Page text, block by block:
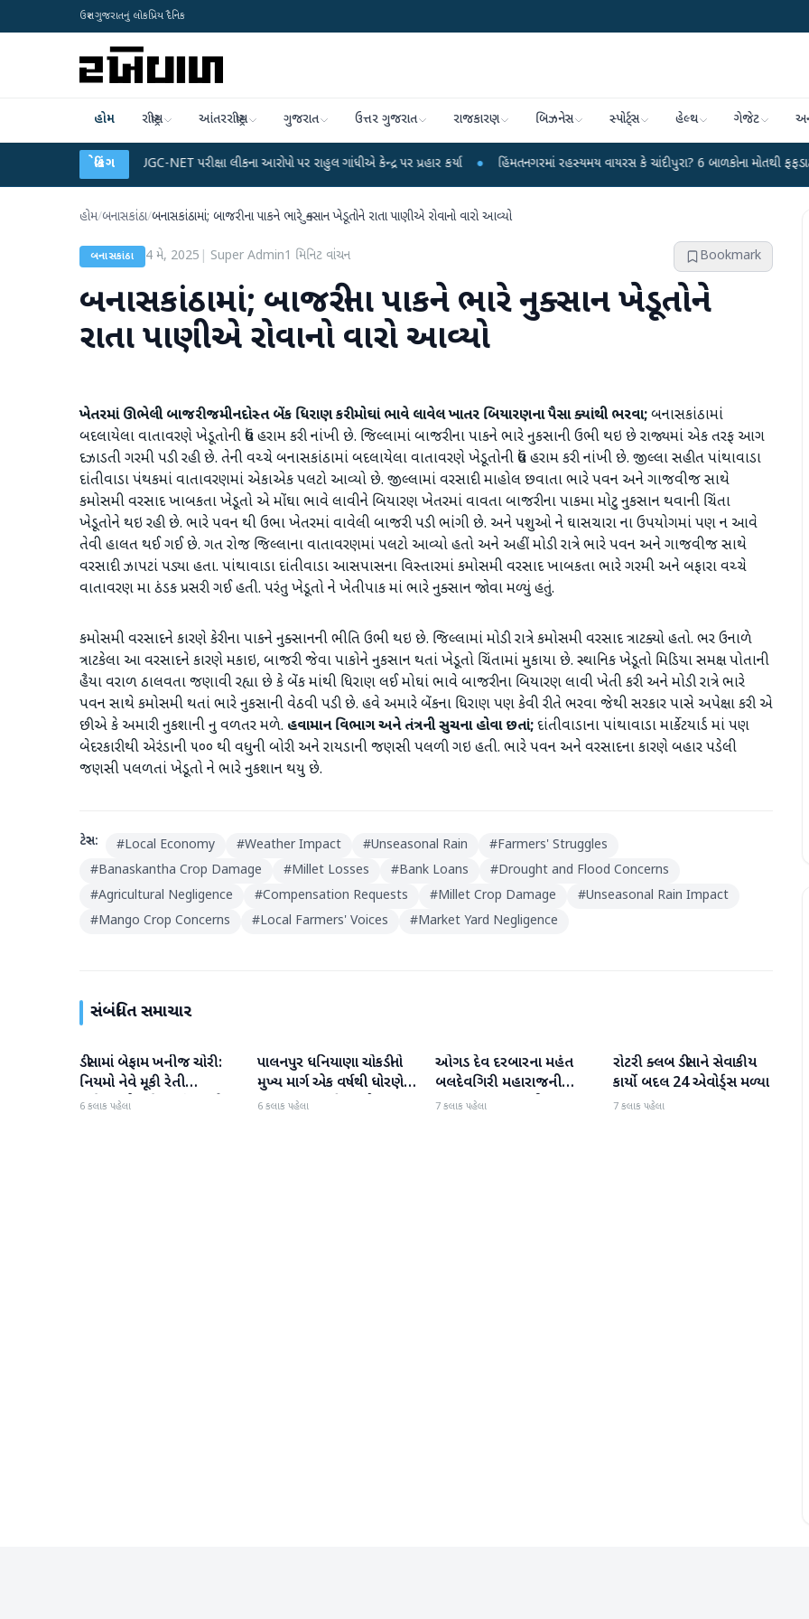
ઉત્તર ગુજરાતનું લોકપ્રિય દૈનિક
હોમ રાષ્ટ્રીય આંતરરાષ્ટ્રીય ગુજરાત ઉત્તર ગુજરાત રાજકારણ બિઝનેસ સ્પોર્ટ્સ હેલ્થ ગેજેટ
બ્રેકિંગ
UGC-NET પરીક્ષા લીકના આરોપો પર રાહુલ ગાંધીએ કેન્દ્ર પર પ્રહાર કર્યા ● હિંમતનગરમાં રહસ્યમય વાયરસ કે ચાંદીપુરા? 6 બાળકોના મોતથી ફફડાટ ●
હોમ/બનાસકાંઠા/બનાસકાંઠામાં; બાજરીના પાકને ભારે નુક્સાન ખેડૂતોને રાતા પાણીએ રોવાનો વારો આવ્યો
બનાસકાંઠા 4 મે, 2025 Super Admin1 મિનિટ વાંચન Bookmark
બનાસકાંઠામાં; બાજરીના પાકને ભારે નુક્સાન ખેડૂતોને
રાતા પાણીએ રોવાનો વારો આવ્યો
ખેતરમાં ઊભેલી બાજરી જમીનદોસ્ત બેંક ધિરાણ કરી મોઘાં ભાવે લાવેલ ખાતર બિયારણના પૈસા ક્યાંથી ભરવા;બનાસકાંઠામાં
બદલાયેલા વાતાવરણે ખેડૂતોની ઉંઘ હરામ કરી નાંખી છે. જિલ્લામાં બાજરીના પાકને ભારે નુકસાની ઉભી થઇ છે રાજ્યમાં એક તરફ આગ
દઝાડતી ગરમી પડી રહી છે. તેની વચ્ચે બનાસકાંઠામાં બદલાયેલા વાતાવરણે ખેડૂતોની ઉંઘ હરામ કરી નાંખી છે. જીલ્લા સહીત પાંથાવાડા
દાંતીવાડા પંથકમાં વાતાવરણમાં એકાએક પલટો આવ્યો છે. જીલ્લામાં વરસાદી માહોલ છવાતા ભારે પવન અને ગાજવીજ સાથે
કમોસમી વરસાદ ખાબકતા ખેડૂતો એ મોંઘા ભાવે લાવીને બિયારણ ખેતરમાં વાવતા બાજરીના પાકમા મોટુ નુકસાન થવાની ચિંતા
ખેડૂતોને થઇ રહી છે. ભારે પવન થી ઉભા ખેતરમાં વાવેલી બાજરી પડી ભાંગી છે. અને પશુઓ ને ઘાસચારા ના ઉપયોગમાં પણ ન આવે
તેવી હાલત થઈ ગઈ છે. ગત રોજ જિલ્લાના વાતાવરણમાં પલટો આવ્યો હતો અને અહીં મોડી રાત્રે ભારે પવન અને ગાજવીજ સાથે
વરસાદી ઝાપટાં પડ્યા હતા. પાંથાવાડા દાંતીવાડા આસપાસના વિસ્તારમાં કમોસમી વરસાદ ખાબકતા ભારે ગરમી અને બફારા વચ્ચે
વાતાવરણ મા ઠંડક પ્રસરી ગઈ હતી. પરંતુ ખેડૂતો ને ખેતીપાક માં ભારે નુક્સાન જોવા મળ્યું હતું.
કમોસમી વરસાદને કારણે કેરીના પાકને નુક્સાનની ભીતિ ઉભી થઇ છે. જિલ્લામાં મોડી રાત્રે કમોસમી વરસાદ ત્રાટક્યો હતો. ભર ઉનાળે
ત્રાટકેલા આ વરસાદને કારણે મકાઇ, બાજરી જેવા પાકોને નુકસાન થતાં ખેડૂતો ચિંતામાં મુકાયા છે. સ્થાનિક ખેડૂતો મિડિયા સમક્ષ પોતાની
હૈયા વરાળ ઠાલવતા જણાવી રહ્યા છે કે બેંક માંથી ધિરાણ લઈ મોઘાં ભાવે બાજરીના બિયારણ લાવી ખેતી કરી અને મોડી રાત્રે ભારે
પવન સાથે કમોસમી થતાં ભારે નુકસાની વેઠવી પડી છે. હવે અમારે બેંકના ધિરાણ પણ કેવી રીતે ભરવા જેથી સરકાર પાસે અપેક્ષા કરી એ
છીએ કે અમારી નુકશાની નુ વળતર મળે. હવામાન વિભાગ અને તંત્રની સુચના હોવા છતાં;દાંતીવાડાના પાંથાવાડા માર્કેટયાર્ડ માં પણ
બેદરકારીથી એરંડાની ૫૦૦ થી વધુની બોરી અને રાયડાની જણસી પલળી ગઇ હતી. ભારે પવન અને વરસાદના કારણે બહાર પડેલી
જણસી પલળતાં ખેડૂતો ને ભારે નુકશાન થયુ છે.
ટેગ્સ: #Local Economy #Weather Impact #Unseasonal Rain #Farmers' Struggles
#Banaskantha Crop Damage #Millet Losses #Bank Loans #Drought and Flood Concerns
#Agricultural Negligence #Compensation Requests #Millet Crop Damage #Unseasonal Rain Impact
#Mango Crop Concerns #Local Farmers' Voices #Market Yard Negligence
સંબંધિત સમાચાર
બનાસકાંઠા
ડીસામાં બેફામ ખનીજ ચોરી:
નિયમો નેવે મૂકી રેતી
માફિયાઓ સક્રિય, તંત્ર સામે
6 કલાક પહેલા
બનાસકાંઠા
પાલનપુર ધનિયાણા ચોકડીનો
મુખ્ય માર્ગ એક વર્ષથી ધોરણે:
ગટરલાઇન પછી રસ્તો ન
6 કલાક પહેલા
બનાસકાંઠા
ઓગડ દેવ દરબારના મહંત
બલદેવગિરી મહારાજની
અટકાયત બાદ જામીન પર
7 કલાક પહેલા
બનાસકાંઠા
રોટરી ક્લબ ડીસાને સેવાકીય
કાર્યો બદલ 24 એવોર્ડ્સ મળ્યા
7 કલાક પહેલા